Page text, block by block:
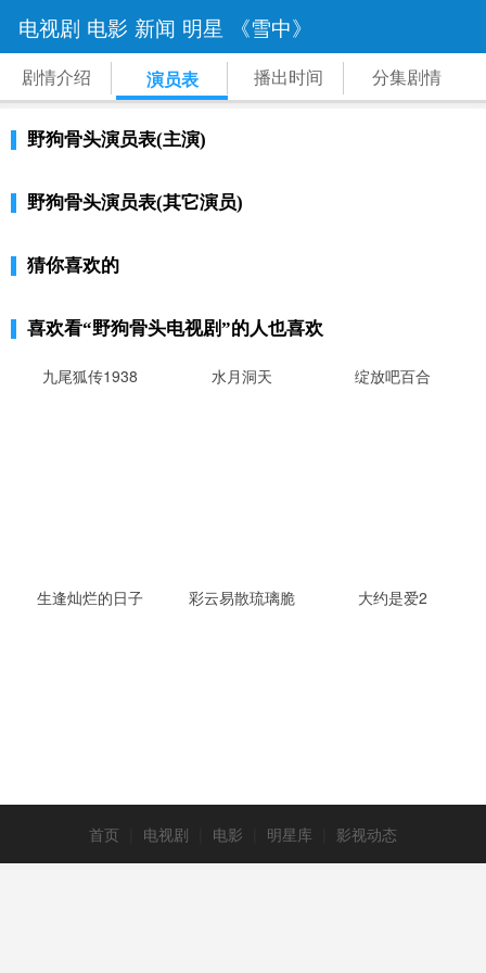
电视剧 电影 新闻 明星 《雪中》
剧情介绍 演员表 播出时间 分集剧情
野狗骨头演员表(主演)
野狗骨头演员表(其它演员)
猜你喜欢的
喜欢看“野狗骨头电视剧”的人也喜欢
九尾狐传1938 水月洞天 绽放吧百合
生逢灿烂的日子 彩云易散琉璃脆 大约是爱2
首页 电视剧 电影 明星库 影视动态